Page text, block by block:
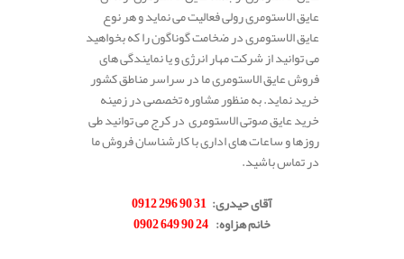
عایق الاستومری رولی فعالیت می نماید و هر نوع
عایق الاستومری در ضخامت گوناگون را که بخواهید
می توانید از شرکت مهار انرژی و یا نمایندگی های
فروش عایق الاستومری ما در سراسر مناطق کشور
خرید نماید. به منظور مشاوره تخصصی در زمینه
خرید عایق صوتی الاستومری در کرج می توانید طی
روزها و ساعات های اداری با کارشناسان فروش ما
در تماس باشید.
آقای حیدری:
31 90 296 0912
خانم هزاوه:
24 90 649 0902